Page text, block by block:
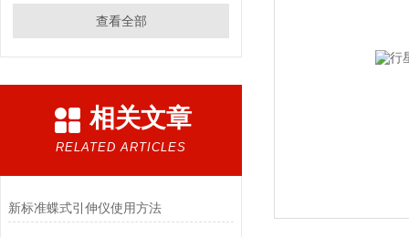
查看全部
相关文章
RELATED ARTICLES
新标准蝶式引伸仪使用方法